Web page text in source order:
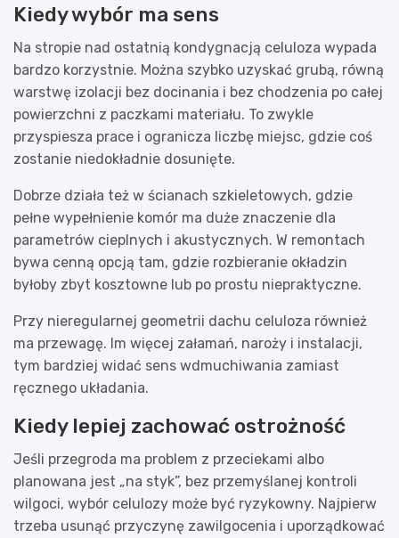
Kiedy wybór ma sens
Na stropie nad ostatnią kondygnacją celuloza wypada
bardzo korzystnie. Można szybko uzyskać grubą, równą
warstwę izolacji bez docinania i bez chodzenia po całej
powierzchni z paczkami materiału. To zwykle
przyspiesza prace i ogranicza liczbę miejsc, gdzie coś
zostanie niedokładnie dosunięte.
Dobrze działa też w ścianach szkieletowych, gdzie
pełne wypełnienie komór ma duże znaczenie dla
parametrów cieplnych i akustycznych. W remontach
bywa cenną opcją tam, gdzie rozbieranie okładzin
byłoby zbyt kosztowne lub po prostu niepraktyczne.
Przy nieregularnej geometrii dachu celuloza również
ma przewagę. Im więcej załamań, naroży i instalacji,
tym bardziej widać sens wdmuchiwania zamiast
ręcznego układania.
Kiedy lepiej zachować ostrożność
Jeśli przegroda ma problem z przeciekami albo
planowana jest „na styk”, bez przemyślanej kontroli
wilgoci, wybór celulozy może być ryzykowny. Najpierw
trzeba usunąć przyczynę zawilgocenia i uporządkować